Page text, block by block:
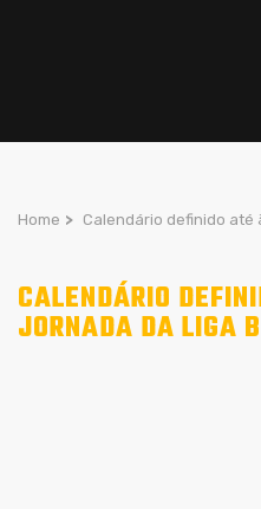
Home > Calendário definido até
CALENDÁRIO
JORNADA DA LIGA